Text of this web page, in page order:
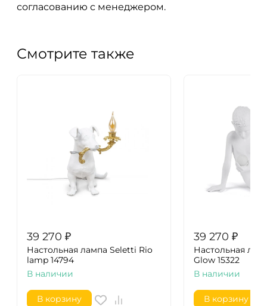
согласованию с менеджером.
Смотрите также
39 270 ₽
Настольная лампа Seletti Rio
lamp 14794
В наличии
В корзину
39 270 ₽
Настольная
Glow 15322
В наличии
В корзину